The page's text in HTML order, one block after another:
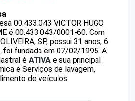
00.433.043 VICTOR HUGO
é 00.433.043/0001-60. Com
SP, possui 31 anos, 6
foi fundada em 07/02/1995. A
é ATIVA e sua principal
é Serviços de lavagem,
de veículos